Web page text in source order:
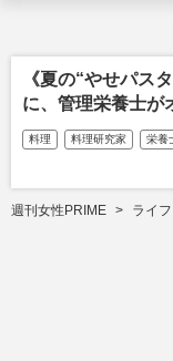
《夏の“やせパス
に、管理栄養士が
料理 料理研究家 栄養
週刊女性PRIME ライフ